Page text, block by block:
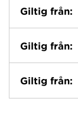
Giltig från:
Giltig från:
Giltig från: